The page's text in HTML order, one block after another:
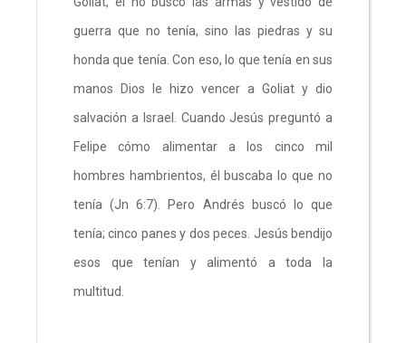
guerra que no tenía, sino las piedras y su
honda que tenía. Con eso, lo que tenía en sus
manos Dios le hizo vencer a Goliat y dio
salvación a Israel. Cuando Jesús preguntó a
Felipe cómo alimentar a los cinco mil
hombres hambrientos, él buscaba lo que no
tenía (Jn 6:7). Pero Andrés buscó lo que
tenía; cinco panes y dos peces. Jesús bendijo
esos que tenían y alimentó a toda la
multitud.